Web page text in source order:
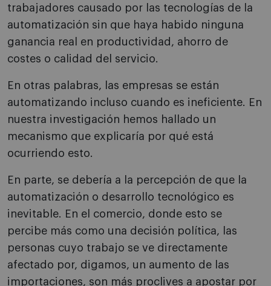
trabajadores causado por las tecnologías de la
automatización sin que haya habido ninguna
ganancia real en productividad, ahorro de
costes o calidad del servicio.
En otras palabras, las empresas se están
automatizando incluso cuando es ineficiente. En
nuestra investigación hemos hallado un
mecanismo que explicaría por qué está
ocurriendo esto.
En parte, se debería a la percepción de que la
automatización o desarrollo tecnológico es
inevitable. En el comercio, donde esto se
percibe más como una decisión política, las
personas cuyo trabajo se ve directamente
afectado por, digamos, un aumento de las
importaciones, son más proclives a apostar por